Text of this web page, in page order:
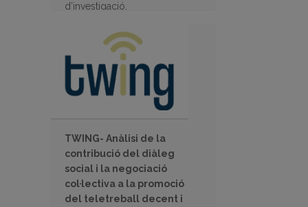
d’investigació.
TWING- Anàlisi de la
contribució del diàleg
social i la negociació
col·lectiva a la promoció
del teletreball decent i